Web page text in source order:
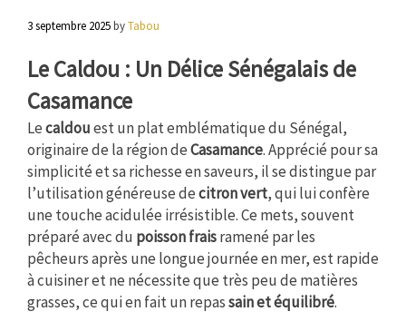
3 septembre 2025byTabou
Le Caldou : Un Délice Sénégalais de
Casamance
Lecaldouest un plat emblématique du Sénégal,
originaire de la région deCasamance. Apprécié pour sa
simplicité et sa richesse en saveurs, il se distingue par
l’utilisation généreuse decitron vert, qui lui confère
une touche acidulée irrésistible. Ce mets, souvent
préparé avec du poisson fraisramené par les
pêcheurs après une longue journée en mer, est rapide
à cuisiner et ne nécessite que très peu de matières
grasses, ce qui en fait un repassain et équilibré.